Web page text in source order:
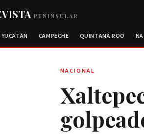
PENINSULAR
YUCATÁN CAMPECHE QUINTANA ROO
NACIONAL